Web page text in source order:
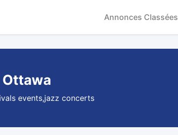
Annonces Classées
events,jazz concerts